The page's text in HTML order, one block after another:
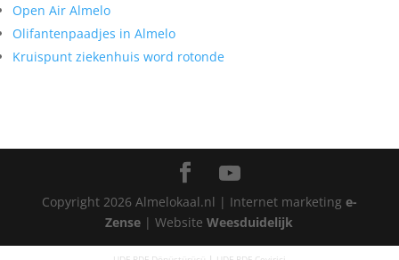
Open Air Almelo
Olifantenpaadjes in Almelo
Kruispunt ziekenhuis word rotonde
Copyright 2026 Almelokaal.nl | Internet marketing e-
Zense | WebsiteWeesduidelijk